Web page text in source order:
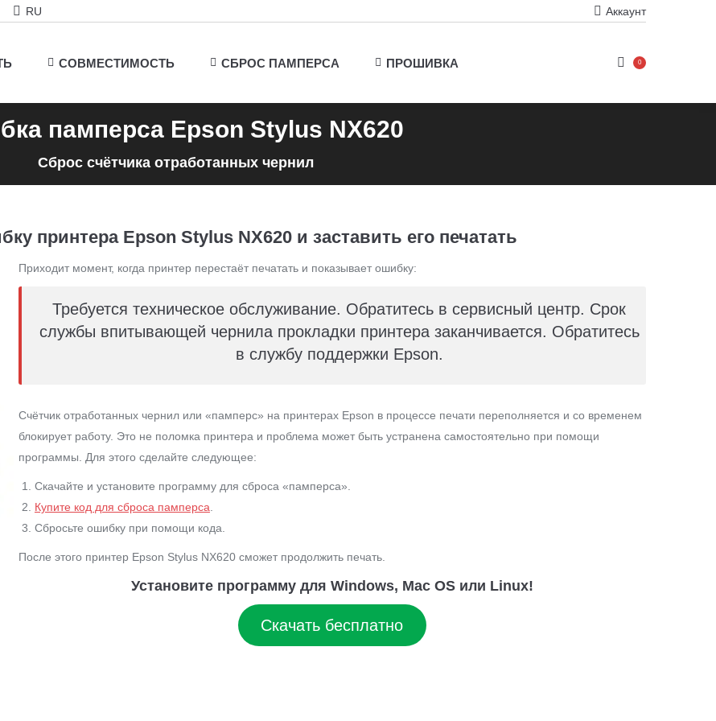
RU Аккаунт
СОВМЕСТИМОСТЬ СБРОС ПАМПЕРСА ПРОШИВКА 0
памперса Epson Stylus NX620
Сброс счётчика отработанных чернил
принтера Epson Stylus NX620 и заставить его печатать
Приходит момент, когда принтер перестаёт печатать и показывает ошибку:
Требуется техническое обслуживание. Обратитесь в сервисный центр. Срок
службы впитывающей чернила прокладки принтера заканчивается. Обратитесь
в службу поддержки Epson.
Счётчик отработанных чернил или «памперс» на принтерах Epson в процессе печати переполняется и со временем
блокирует работу. Это не поломка принтера и проблема может быть устранена самостоятельно при помощи
программы. Для этого сделайте следующее:
Скачайте и установите программу для сброса «памперса».
Купите код для сброса памперса
Сбросьте ошибку при помощи кода.
После этого принтер Epson Stylus NX620 сможет продолжить печать.
Установите программу для Windows, Mac OS или Linux!
Скачать бесплатно